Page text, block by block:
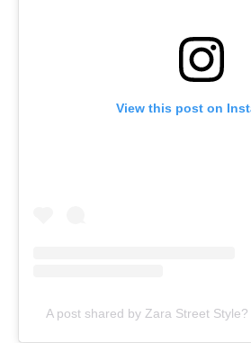
View this post on
A post shared by Zara Street